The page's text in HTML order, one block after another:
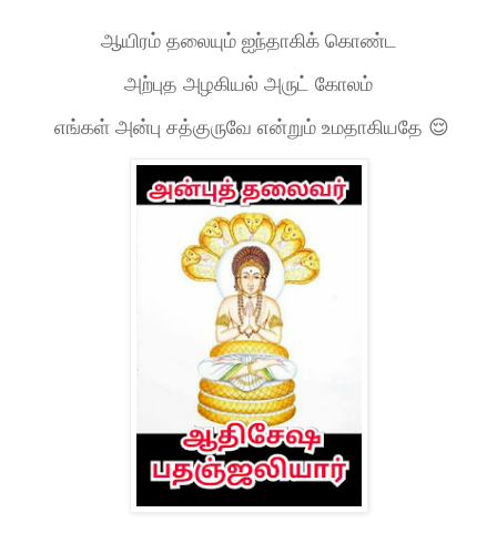
ஆயிரம் தலையும் ஐந்தாகிக் கொண்ட
அற்புத அழகியல் அருட் கோலம்
எங்கள் அன்பு சத்குருவே என்றும் உமதாகியதே 😌